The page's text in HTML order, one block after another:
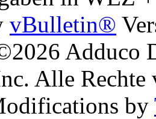
vBulletin®
Adduco
Alle Rechte
by